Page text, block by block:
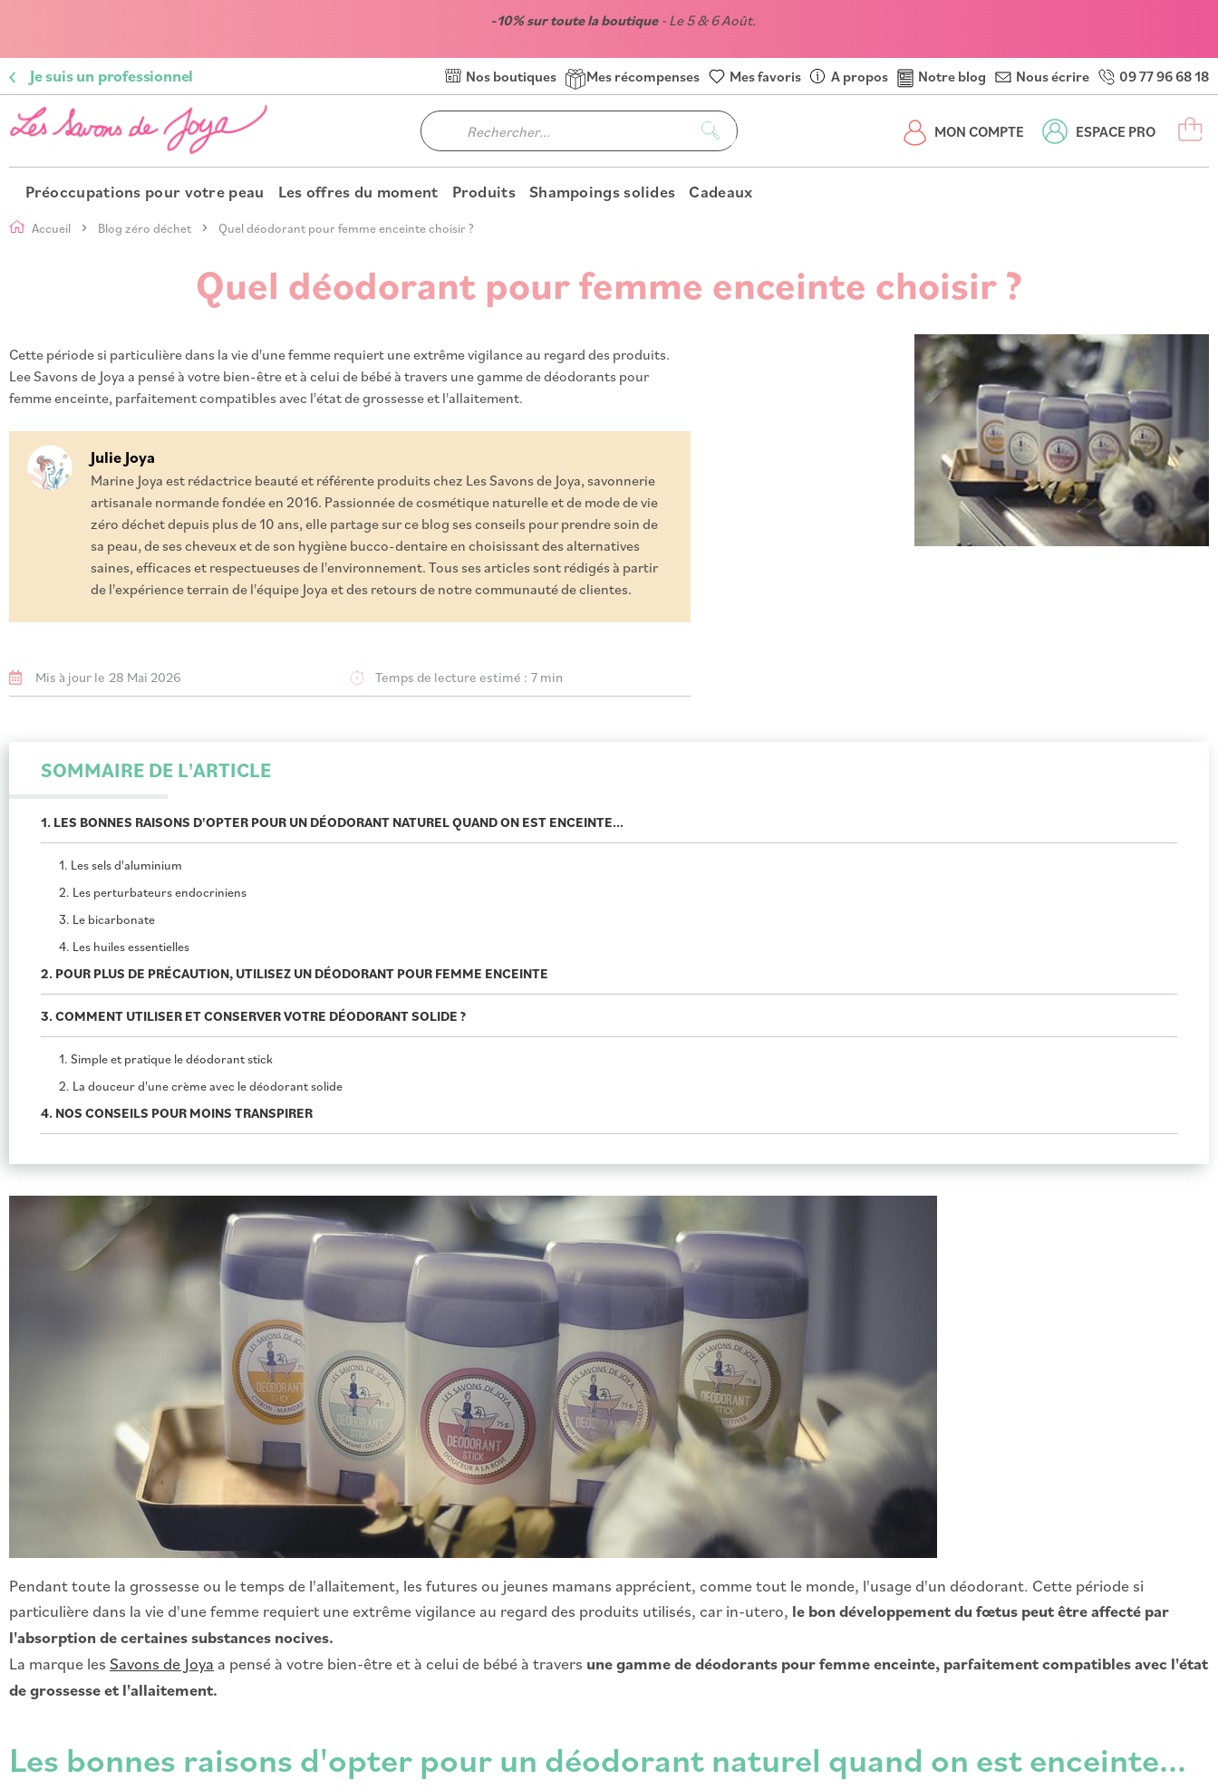
-10% sur toute la boutique- Le 5 & 6 Août.
Je suis un professionnel Nos boutiques Mes récompenses Mes favoris A propos Notre blog Nous écrire 09 77 96 68 18
MON COMPTE ESPACE PRO
Préoccupations pour votre peau Les offres du moment Produits Shampoings solides Cadeaux
Accueil Blog zéro déchet Quel déodorant pour femme enceinte choisir ?
Quel déodorant pour femme enceinte choisir ?
Cette période si particulière dans la vie d'une femme requiert une extrême vigilance au regard des produits.
Lee Savons de Joya a pensé à votre bien-être et à celui de bébé à travers une gamme de déodorants pour
femme enceinte, parfaitement compatibles avec l'état de grossesse et l'allaitement.
Julie Joya
Marine Joya est rédactrice beauté et référente produits chez Les Savons de Joya, savonnerie
artisanale normande fondée en 2016. Passionnée de cosmétique naturelle et de mode de vie
zéro déchet depuis plus de 10 ans, elle partage sur ce blog ses conseils pour prendre soin de
sa peau, de ses cheveux et de son hygiène bucco-dentaire en choisissant des alternatives
saines, efficaces et respectueuses de l'environnement. Tous ses articles sont rédigés à partir
de l'expérience terrain de l'équipe Joya et des retours de notre communauté de clientes.
Mis à jour le 28 Mai 2026 Temps de lecture estimé : 7 min
SOMMAIRE DE L'ARTICLE
1. LES BONNES RAISONS D'OPTER POUR UN DÉODORANT NATUREL QUAND ON EST ENCEINTE...
1. Les sels d'aluminium
2. Les perturbateurs endocriniens
3. Le bicarbonate
4. Les huiles essentielles
2. POUR PLUS DE PRÉCAUTION, UTILISEZ UN DÉODORANT POUR FEMME ENCEINTE
3. COMMENT UTILISER ET CONSERVER VOTRE DÉODORANT SOLIDE ?
1. Simple et pratique le déodorant stick
2. La douceur d'une crème avec le déodorant solide
4. NOS CONSEILS POUR MOINS TRANSPIRER
Pendant toute la grossesse ou le temps de l'allaitement, les futures ou jeunes mamans apprécient, comme tout le monde, l'usage d'un déodorant. Cette période si
particulière dans la vie d'une femme requiert une extrême vigilance au regard des produits utilisés, car in-utero, le bon développement du fœtus peut être affecté par
l'absorption de certaines substances nocives.
La marque les Savons de Joya a pensé à votre bien-être et à celui de bébé à travers une gamme de déodorants pour femme enceinte, parfaitement compatibles avec l'état
de grossesse et l'allaitement.
Les bonnes raisons d'opter pour un déodorant naturel quand on est enceinte...